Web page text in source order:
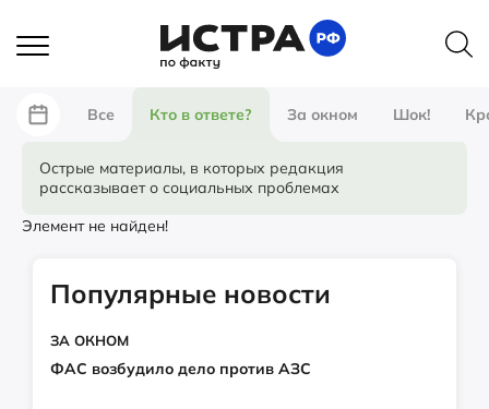
Все Кто в ответе? За окном Шок!
Острые материалы, в которых редакция
рассказывает о социальных проблемах
Элемент не найден!
Популярные новости
ЗА ОКНОМ
ФАС возбудило дело против АЗС